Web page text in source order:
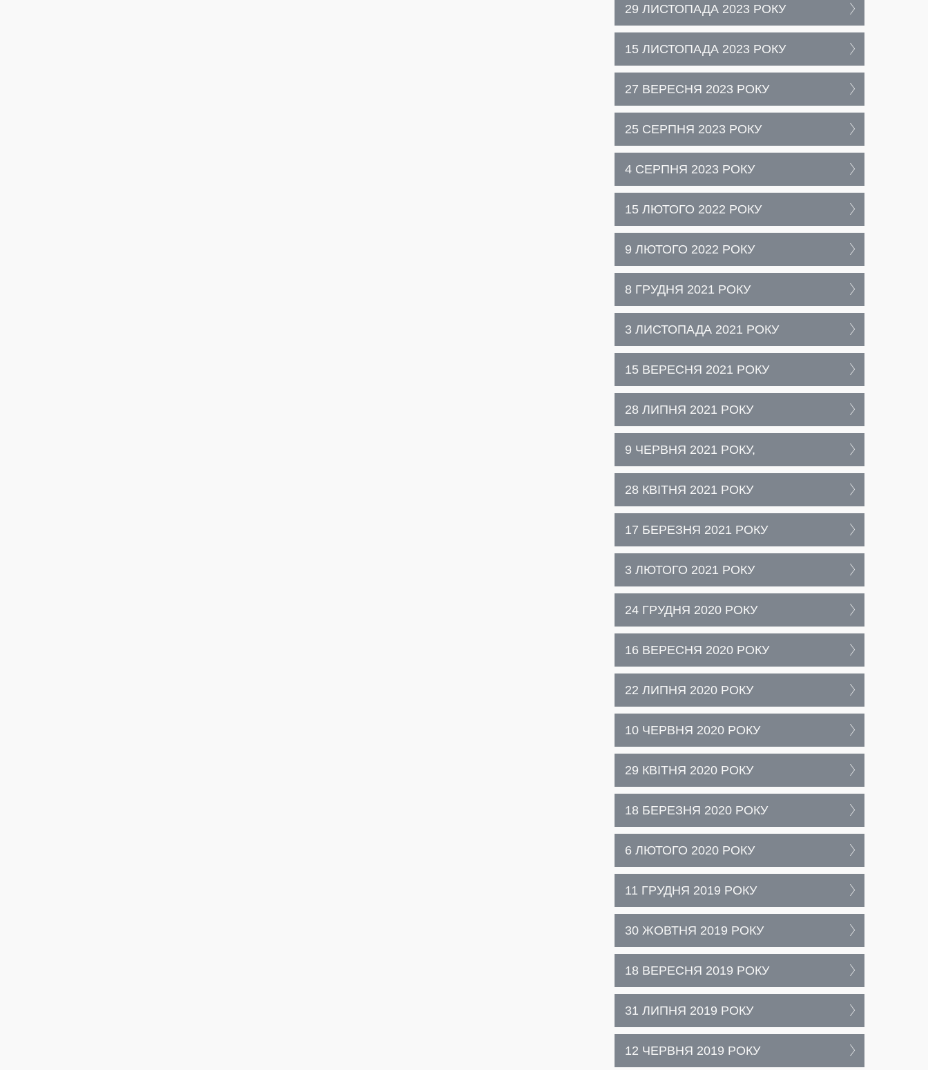
29 ЛИСТОПАДА 2023 РОКУ
15 ЛИСТОПАДА 2023 РОКУ
27 ВЕРЕСНЯ 2023 РОКУ
25 СЕРПНЯ 2023 РОКУ
4 СЕРПНЯ 2023 РОКУ
15 ЛЮТОГО 2022 РОКУ
9 ЛЮТОГО 2022 РОКУ
8 ГРУДНЯ 2021 РОКУ
3 ЛИСТОПАДА 2021 РОКУ
15 ВЕРЕСНЯ 2021 РОКУ
28 ЛИПНЯ 2021 РОКУ
9 ЧЕРВНЯ 2021 РОКУ,
28 КВІТНЯ 2021 РОКУ
17 БЕРЕЗНЯ 2021 РОКУ
3 ЛЮТОГО 2021 РОКУ
24 ГРУДНЯ 2020 РОКУ
16 ВЕРЕСНЯ 2020 РОКУ
22 ЛИПНЯ 2020 РОКУ
10 ЧЕРВНЯ 2020 РОКУ
29 КВІТНЯ 2020 РОКУ
18 БЕРЕЗНЯ 2020 РОКУ
6 ЛЮТОГО 2020 РОКУ
11 ГРУДНЯ 2019 РОКУ
30 ЖОВТНЯ 2019 РОКУ
18 ВЕРЕСНЯ 2019 РОКУ
31 ЛИПНЯ 2019 РОКУ
12 ЧЕРВНЯ 2019 РОКУ